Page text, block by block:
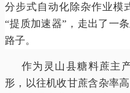
分步式自动化除杂作业模
“提质加速器”，走出了一
路子。
作为灵山县糖料蔗主
形，以往机收甘蔗含杂率